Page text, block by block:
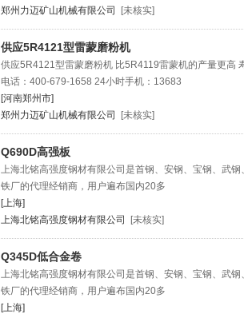
郑州力迈矿山机械有限公司
[未核实]
供应5R4121型雷蒙磨粉机
供应5R4121型雷蒙磨粉机 比5R4119雷蒙机的产量更高
电话：400-679-1658 24小时手机：13683
[河南郑州市]
郑州力迈矿山机械有限公司
[未核实]
Q690D高强板
上海北铭高强度钢材有限公司是首钢、安钢、宝钢、武
铁厂的代理经销商，用户遍布国内20多
[上海]
上海北铭高强度钢材有限公司
[未核实]
Q345D低合金卷
上海北铭高强度钢材有限公司是首钢、安钢、宝钢、武
铁厂的代理经销商，用户遍布国内20多
[上海]